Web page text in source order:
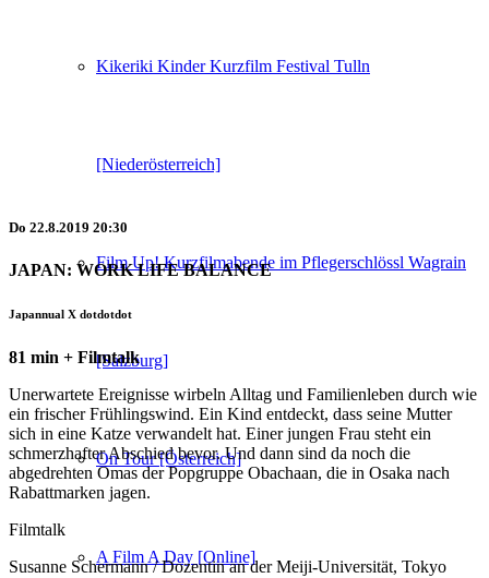
Kikeriki Kinder Kurzfilm Festival Tulln
[Niederösterreich]
Film Up! Kurzfilmabende im Pflegerschlössl Wagrain
[Salzburg]
On Tour [Österreich]
A Film A Day [Online]
Do 22.8.2019 20:30
JAPAN: WORK LIFE BALANCE
Japannual X dotdotdot
81 min + Filmtalk
Unerwartete Ereignisse wirbeln Alltag und Familienleben durch wie
ein frischer Frühlingswind. Ein Kind entdeckt, dass seine Mutter
sich in eine Katze verwandelt hat. Einer jungen Frau steht ein
schmerzhafter Abschied bevor. Und dann sind da noch die
abgedrehten Omas der Popgruppe Obachaan, die in Osaka nach
Rabattmarken jagen.
Filmtalk
Susanne Schermann / Dozentin an der Meiji-Universität, Tokyo